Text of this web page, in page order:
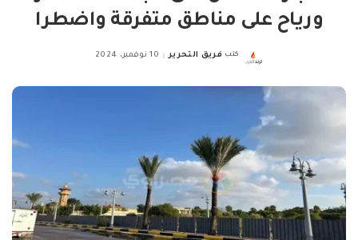
ورياح على مناطق متفرقة واضطرا
Posted
كتب فريق التحرير 10 نوفمبر، 2024